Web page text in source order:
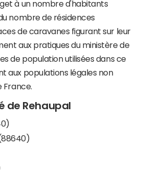
à un nombre d'habitants
nombre de résidences
de caravanes figurant sur leur
aux pratiques du ministère de
de population utilisées dans ce
aux populations légales non
France.
de Rehaupal